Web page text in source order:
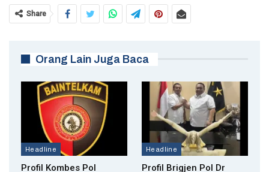
Share
Orang Lain Juga Baca
Headline
Profil Kombes Pol
Headline
Profil Brigjen Pol Dr